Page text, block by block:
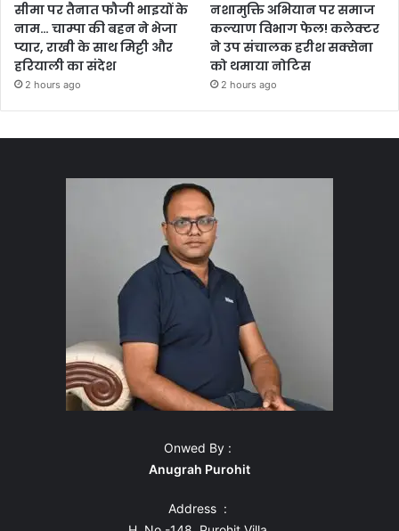
सीमा पर तैनात फौजी भाइयों के
नाम… चाम्पा की बहन ने भेजा
प्यार, राखी के साथ मिट्टी और
हरियाली का संदेश
2 hours ago
नशामुक्ति अभियान पर समाज
कल्याण विभाग फेल! कलेक्टर
ने उप संचालक हरीश सक्सेना
को थमाया नोटिस
2 hours ago
Onwed By :
Anugrah Purohit
Address :